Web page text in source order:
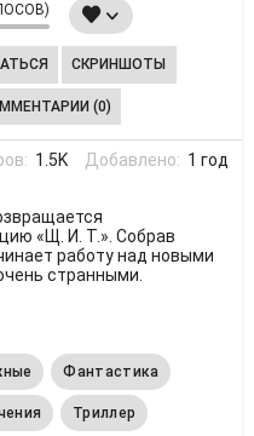
СКРИНШОТЫ
(0)
1.5K Добавлено: 1 год
«Щ. И. Т.». Собрав
работу над новыми
странными.
Фантастика
Триллер